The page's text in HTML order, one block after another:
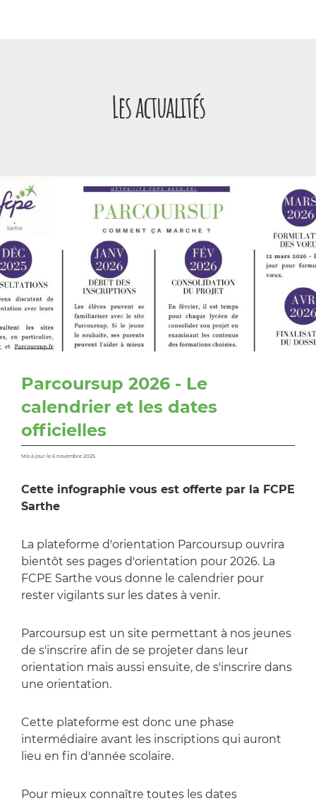
Les actualités
Parcoursup 2026 - Le
calendrier et les dates
officielles
Mis à jour le 6 novembre 2025
Cette infographie vous est offerte par la FCPE
Sarthe
La plateforme d'orientation Parcoursup ouvrira
bientôt ses pages d'orientation pour 2026. La
FCPE Sarthe vous donne le calendrier pour
rester vigilants sur les dates à venir.
Parcoursup est un site permettant à nos jeunes
de s'inscrire afin de se projeter dans leur
orientation mais aussi ensuite, de s'inscrire dans
une orientation.
Cette plateforme est donc une phase
intermédiaire avant les inscriptions qui auront
lieu en fin d'année scolaire.
Pour mieux connaître toutes les dates